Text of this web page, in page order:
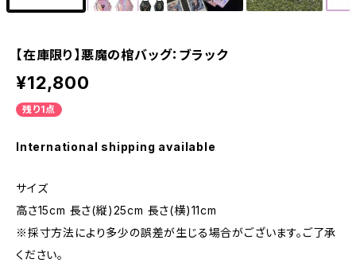
【在庫限り】悪魔の棺バッグ：ブラック
¥12,800
残り1点
International shipping available
サイズ
高さ15cm 長さ(縦)25cm 長さ(横)11cm
※採寸方法により多少の誤差が生じる場合がございます。ご了承
ください。